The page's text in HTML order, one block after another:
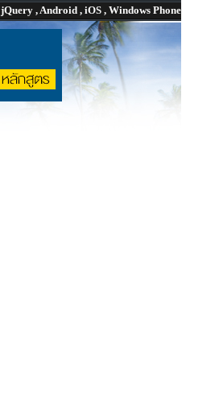
jQuery , Android , iOS , Windows Phone